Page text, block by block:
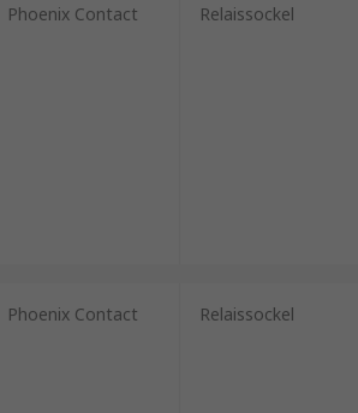
Phoenix Contact Relaissockel
Phoenix Contact Relaissockel